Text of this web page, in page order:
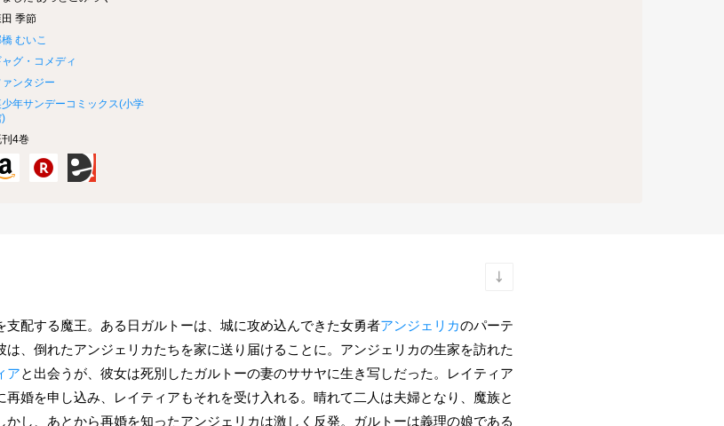
季節
むいこ
ャグ・コメディ
ァンタジー
年サンデーコミックス(小学
)
刊4巻
支配する魔王。ある日ガルトーは、城に攻め込んできた女勇者アンジェリカのパーテ
、倒れたアンジェリカたちを家に送り届けることに。アンジェリカの生家を訪れた
アと出会うが、彼女は死別したガルトーの妻のササヤに生き写しだった。レイティア
婚を申し込み、レイティアもそれを受け入れる。晴れて二人は夫婦となり、魔族と
し、あとから再婚を知ったアンジェリカは激しく反発。ガルトーは義理の娘である